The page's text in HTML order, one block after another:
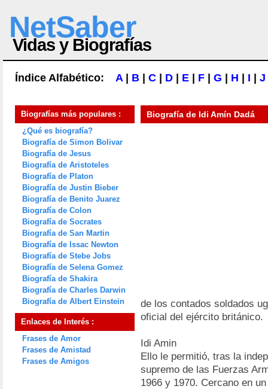
NetSaber
Vidas y Biografías
Índice Alfabético: A| B C D E F G H I J
Biografías más populares :
¿Qué es biografía?
Biografía de Simon Bolivar
Biografía de Jesus
Biografía de Aristoteles
Biografía de Platon
Biografía de Justin Bieber
Biografía de Benito Juarez
Biografía de Colon
Biografía de Socrates
Biografía de San Martin
Biografía de Issac Newton
Biografía de Stebe Jobs
Biografía de Selena Gomez
Biografía de Shakira
Biografía de Charles Darwin
Biografía de Albert Einstein
Enlaces de Interés :
Frases de Amor
Frases de Amistad
Frases de Amigos
Biografía de Idi Amín Dadá
de los contados soldados
oficial del ejército británico.
Idi Amin
Ello le permitió, tras la
supremo de las Fuerzas
1966 y 1970. Cercano en